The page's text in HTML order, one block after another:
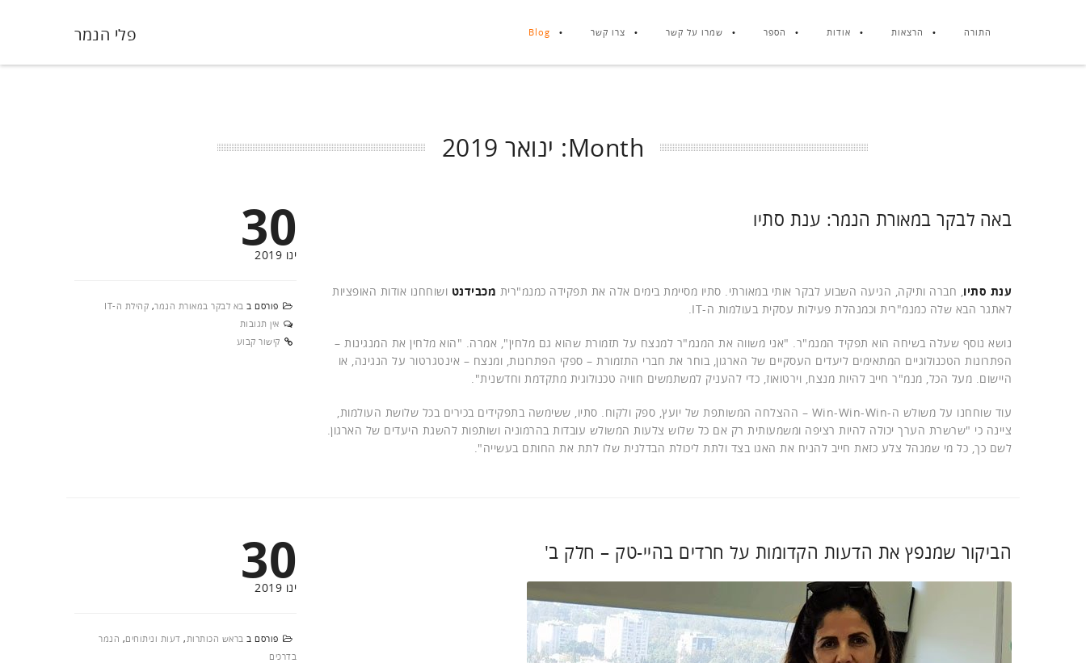
פלי הנמר התורה הרצאות אודות הספר שמרו על קשר צרו קשר Blog
Month: ינואר 2019
30
ינו 2019
פורסם ב בא לבקר במאורת הנמר, קהילת ה-IT
אין תגובות
קישור קבוע
באה לבקר במאורת הנמר: ענת סתיו
ענת סתיו, חברה ותיקה, הגיעה השבוע לבקר אותי במאורתי. סתיו מסיימת בימים אלה את תפקידה כמנמ"רית מכבידנט ושוחחנו אודות האופציות
לאתגר הבא שלה כמנמ"רית וכמנהלת פעילות עסקית בעולמות ה-IT.
נושא נוסף שעלה בשיחה הוא תפקיד המנמ"ר. "אני משווה את המנמ"ר למנצח על תזמורת שהוא גם מלחין", אמרה. "הוא מלחין את המנגינות –
הפתרונות הטכנולוגיים המתאימים ליעדים העסקיים של הארגון, בוחר את חברי התזמורת – ספקי הפתרונות, ומנצח – אינטגרטור על הנגינה, או
היישום. מעל הכל, מנמ"ר חייב להיות מנצח, וירטואוז, כדי להעניק למשתמשים חוויה טכנולוגית מתקדמת וחדשנית".
עוד שוחחנו על משולש ה-Win-Win-Win – ההצלחה המשותפת של יועץ, ספק ולקוח. סתיו, ששימשה בתפקידים בכירים בכל שלושת העולמות,
ציינה כי "שרשרת הערך יכולה להיות רציפה ומשמעותית רק אם כל שלוש צלעות המשולש עובדות בהרמוניה ושותפות להשגת היעדים של הארגון.
לשם כך, כל מי שמנהל צלע כזאת חייב להניח את האגו בצד ולתת ליכולת הבדלנית שלו לתת את החותם בעשייה".
30
ינו 2019
פורסם ב בראש הכותרות, דעות וניתוחים, הנמר
בדרכים
הביקור שמנפץ את הדעות הקדומות על חרדים בהיי-טק – חלק ב'